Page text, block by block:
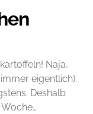
Naja,
eigentlich).
Deshalb